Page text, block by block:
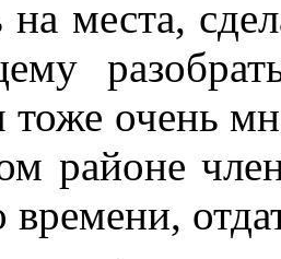
на места,
тоже очень
районе
времени,